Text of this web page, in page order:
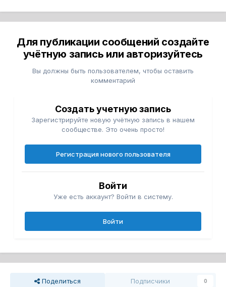
Для публикации сообщений создайте
учётную запись или авторизуйтесь
Вы должны быть пользователем, чтобы оставить
комментарий
Создать учетную запись
Зарегистрируйте новую учётную запись в нашем
сообществе. Это очень просто!
Регистрация нового пользователя
Войти
Уже есть аккаунт? Войти в систему.
Войти
Поделиться Подписчики 0